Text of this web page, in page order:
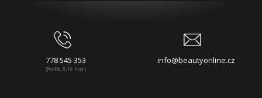
778 545 353
(Po-Pá, 8-16 hod.)
info@beautyonline.cz